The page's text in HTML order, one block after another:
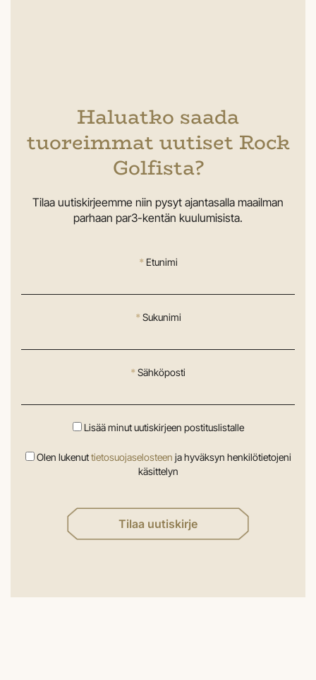
Haluatko saada
tuoreimmat uutiset Rock
Golfista?
Tilaa uutiskirjeemme niin pysyt ajantasalla maailman
parhaan par3-kentän kuulumisista.
*Etunimi
*Sukunimi
*Sähköposti
Lisää minut uutiskirjeen postituslistalle
Olen lukenuttietosuojaselosteen ja hyväksyn henkilötietojeni
käsittelyn
Tilaa uutiskirje